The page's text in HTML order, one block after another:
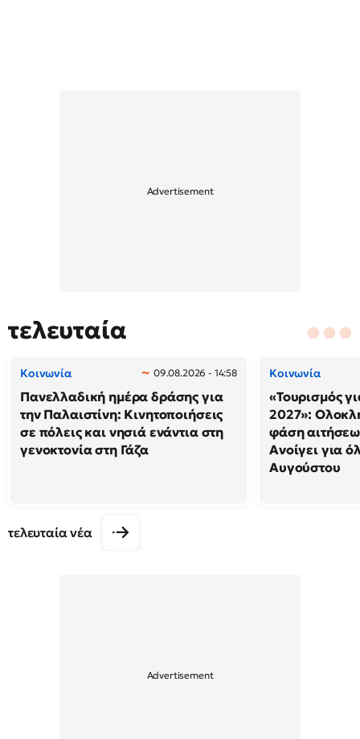
τελευταία
Κοινωνία 09.08.2026 - 14:58
Πανελλαδική ημέρα δράσης για
την Παλαιστίνη: Κινητοποιήσεις
σε πόλεις και νησιά ενάντια στη
γενοκτονία στη Γάζα
Κοινωνία
«Τουρισμός
2027»:
φάση
Ανοίγει για
Αυγούστου
τελευταία νέα